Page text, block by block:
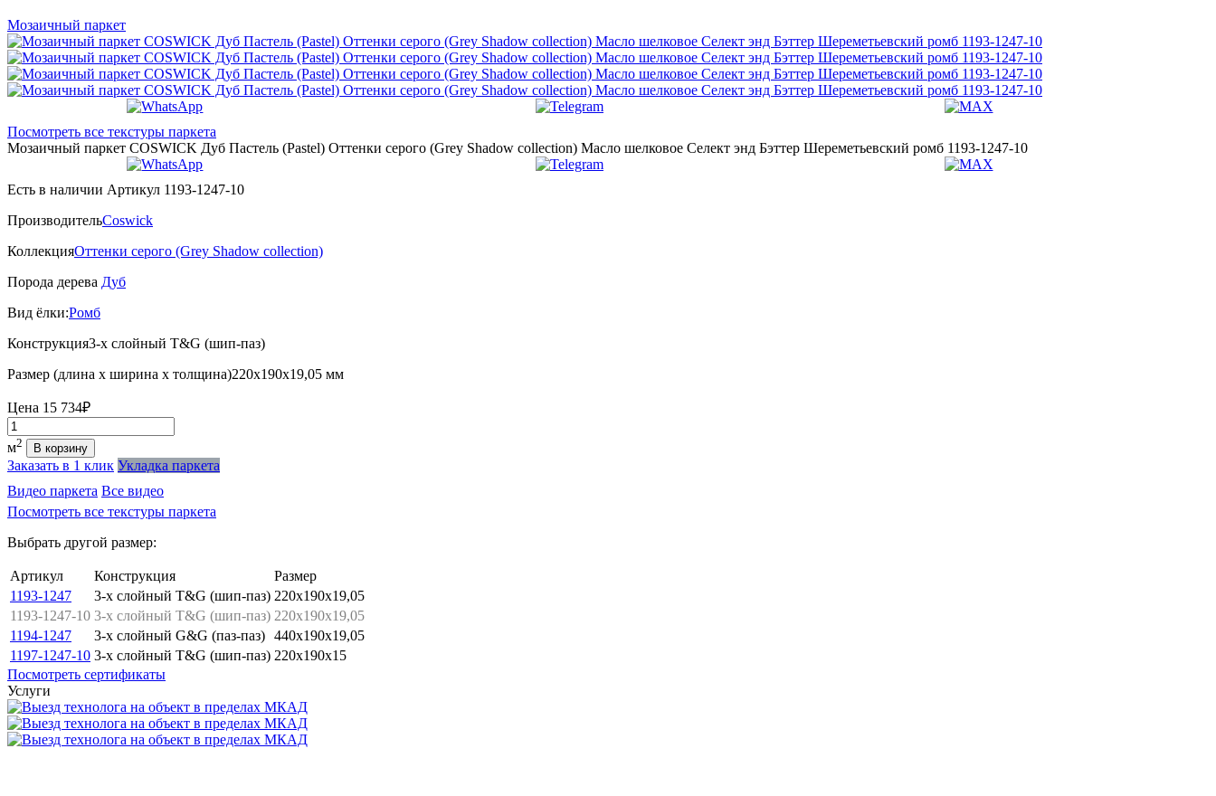
Мозаичный паркет
Посмотреть все текстуры паркета
Мозаичный паркет COSWICK Дуб Пастель (Pastel) Оттенки серого (Grеy Shadow collection) Масло шелковое Селект энд Бэттер Шереметьевский ромб 1193-1247-10
Есть в наличии Артикул 1193-1247-10
ПроизводительCoswick
КоллекцияОттенки серого (Grеy Shadow collection)
Порода дерева Дуб
Вид ёлки:Ромб
Конструкция3-х слойный T&G (шип-паз)
Размер (длина х ширина х толщина)220х190х19,05 мм
Цена 15 734₽
Количество
м2 В корзину
Заказать в 1 клик Укладка паркета
Видео паркета Все видео
Посмотреть все текстуры паркета
Выбрать другой размер:
Артикул Конструкция
Размер
1193-1247
3-х слойный T&G (шип-паз) 220x190x19,05
1193-1247-10 3-х слойный T&G (шип-паз) 220x190x19,05
1194-1247
3-х слойный G&G (паз-паз) 440x190x19,05
1197-1247-10 3-х слойный T&G (шип-паз) 220x190x15
Посмотреть сертификаты
Услуги